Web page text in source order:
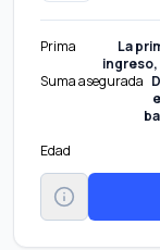
Prima
La
Suma asegurada
Edad